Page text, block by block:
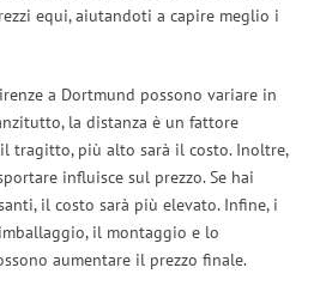
equi, aiutandoti a capire meglio i
a Dortmund possono variare in
la distanza è un fattore
tragitto, più alto sarà il costo. Inoltre,
influisce sul prezzo. Se hai
il costo sarà più elevato. Infine, i
il montaggio e lo
aumentare il prezzo finale.